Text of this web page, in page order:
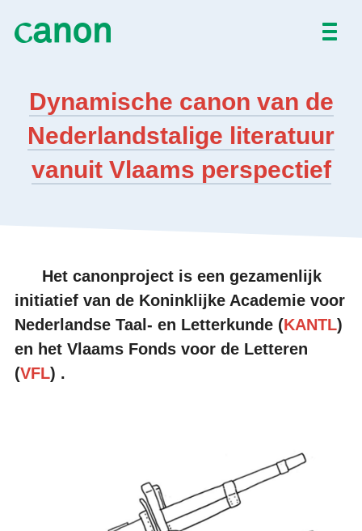
Dynamische canon van de
Nederlandstalige literatuur
vanuit Vlaams perspectief
Het canonproject is een gezamenlijk
initiatief van de Koninklijke Academie voor
Nederlandse Taal- en Letterkunde (KANTL)
en het Vlaams Fonds voor de Letteren
(VFL) .